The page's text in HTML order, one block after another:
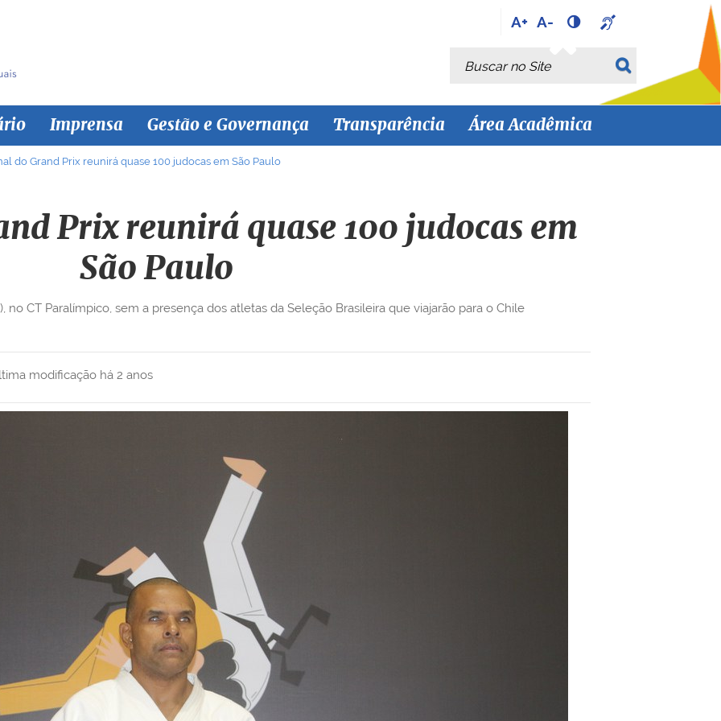
A+ A-
Busca
Busca Avançada…
Imprensa Gestão e Governança Transparência Área Acadêmica
do Grand Prix reunirá quase 100 judocas em São Paulo
Prix reunirá quase 100 judocas em
São Paulo
modificação há 2 anos
no CT Paralímpico, sem a presença dos atletas da Seleção Brasileira que viajarão para o Chile